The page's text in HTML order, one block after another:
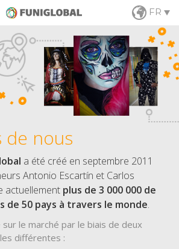
FR
de nous
a été créé en septembre 2011
Antonio Escartín et Carlos
actuellement plus de 3 000 000 de
de 50 pays à travers le monde.
le marché par le biais de deux
différentes :